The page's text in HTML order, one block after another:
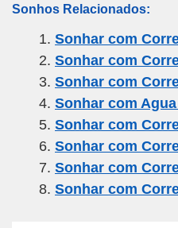
ail c
e
b
o
o
k
tt
er
e
gr
a
m
Sonhos Relacionados:
Sonhar com
Sonhar com
Sonhar com
Sonhar com
Sonhar com
Sonhar com
Sonhar com
Sonhar com